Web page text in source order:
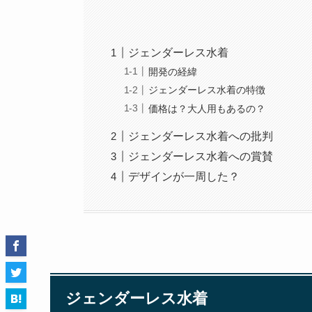
ジェンダーレス水着
開発の経緯
ジェンダーレス水着の特徴
価格は？大人用もあるの？
ジェンダーレス水着への批判
ジェンダーレス水着への賞賛
デザインが一周した？
ジェンダーレス水着